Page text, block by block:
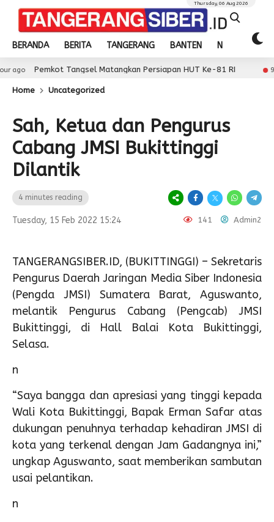
BERANDA BERITA TANGERANG BANTEN NASIONAL
Thursday, 06 Aug 2026
Tangsel Matangkan Persiapan HUT Ke-81 RI 9 hour ago
Home Uncategorized
Sah, Ketua dan Pengurus
Cabang JMSI Bukittinggi
Dilantik
4 minutes reading
Tuesday, 15 Feb 2022 15:24 141 Admin2
TANGERANGSIBER.ID, (BUKITTINGGI) – Sekretaris
Pengurus Daerah Jaringan Media Siber Indonesia
(Pengda JMSI) Sumatera Barat, Aguswanto,
melantik Pengurus Cabang (Pengcab) JMSI
Bukittinggi, di Hall Balai Kota Bukittinggi,
Selasa.
n
“Saya bangga dan apresiasi yang tinggi kepada
Wali Kota Bukittinggi, Bapak Erman Safar atas
dukungan penuhnya terhadap kehadiran JMSI di
kota yang terkenal dengan Jam Gadangnya ini,”
ungkap Aguswanto, saat memberikan sambutan
usai pelantikan.
n